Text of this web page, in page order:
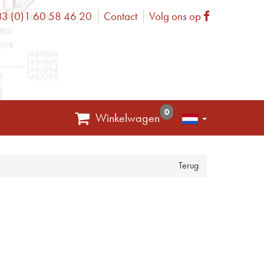
(0)1 60 58 46 20 Contact Volg ons op Facebook
Winkelwagen 0
Terug